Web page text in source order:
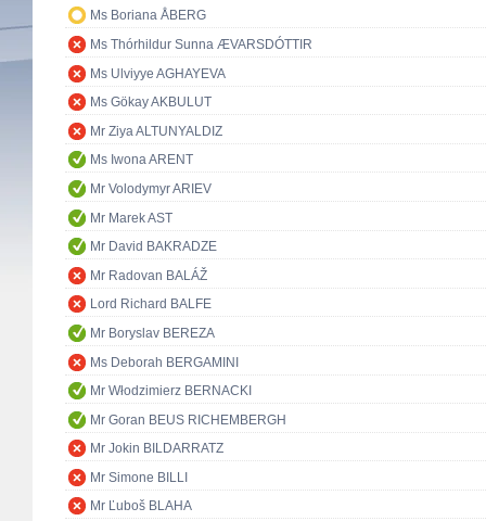
Ms Boriana ÅBERG
Ms Thórhildur Sunna ÆVARSDÓTTIR
Ms Ulviyye AGHAYEVA
Ms Gökay AKBULUT
Mr Ziya ALTUNYALDIZ
Ms Iwona ARENT
Mr Volodymyr ARIEV
Mr Marek AST
Mr David BAKRADZE
Mr Radovan BALÁŽ
Lord Richard BALFE
Mr Boryslav BEREZA
Ms Deborah BERGAMINI
Mr Włodzimierz BERNACKI
Mr Goran BEUS RICHEMBERGH
Mr Jokin BILDARRATZ
Mr Simone BILLI
Mr Ľuboš BLAHA